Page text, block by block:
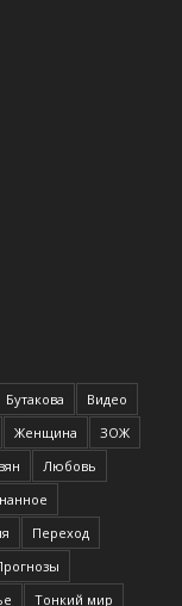
Бутакова
Видео
Женщина
ЗОЖ
Любовь
Переход
Тонкий мир